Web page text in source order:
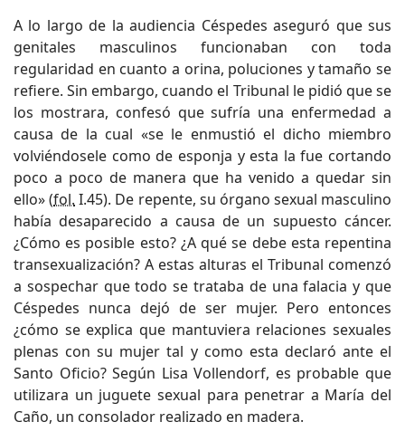
A lo largo de la audiencia Céspedes aseguró que sus
genitales masculinos funcionaban con toda
regularidad en cuanto a orina, poluciones y tamaño se
refiere. Sin embargo, cuando el Tribunal le pidió que se
los mostrara, confesó que sufría una enfermedad a
causa de la cual «se le enmustió el dicho miembro
volviéndosele como de esponja y esta la fue cortando
poco a poco de manera que ha venido a quedar sin
ello» (fol. I.45). De repente, su órgano sexual masculino
había desaparecido a causa de un supuesto cáncer.
¿Cómo es posible esto? ¿A qué se debe esta repentina
transexualización? A estas alturas el Tribunal comenzó
a sospechar que todo se trataba de una falacia y que
Céspedes nunca dejó de ser mujer. Pero entonces
¿cómo se explica que mantuviera relaciones sexuales
plenas con su mujer tal y como esta declaró ante el
Santo Oficio? Según Lisa Vollendorf, es probable que
utilizara un juguete sexual para penetrar a María del
Caño, un consolador realizado en madera.